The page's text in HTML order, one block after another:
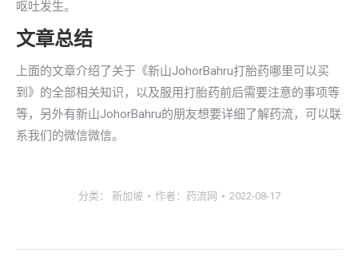
呕吐发生。
文章总结
上面的文章介绍了关于《新山JohorBahru打胎药哪里可以买
到》的全部相关知识，以及服用打胎药前后需要注意的事项等
等，另外有新山JohorBahru的朋友想要详细了解药流，可以联
系我们的微信微信。
分类： 新加坡 作者： 药流网 2022-08-17